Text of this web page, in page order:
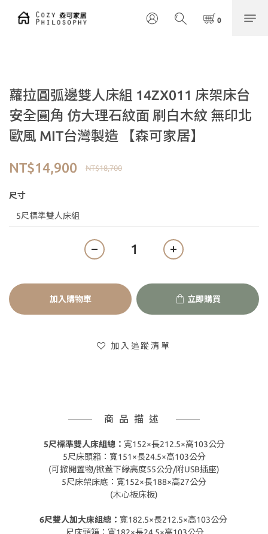
蘿拉圓弧邊雙人床組 14ZX011 床架床台
安全圓角 仿大理石紋面 刷白木紋 無印北
歐風 MIT台灣製造 【森可家居】
NT$18,700
NT$14,900
尺寸
加入購物車 立即購買
加入追蹤清單
商品描述
5尺標準雙人床組總： 寬152×長212.5×高103公分
5尺床頭箱：寬151×長24.5×高103公分
(可掀開置物/掀蓋下緣高度55公分/附USB插座)
5尺床架床底：寬152×長188×高27公分
(木心板床板)
6尺雙人加大床組總： 寬182.5×長212.5×高103公分